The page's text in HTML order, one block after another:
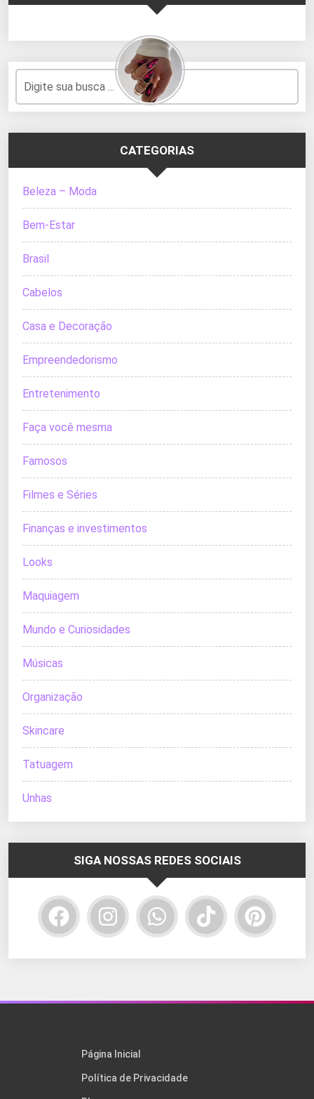
CATEGORIAS
Beleza – Moda
Bem-Estar
Brasil
Cabelos
Casa e Decoração
Empreendedorismo
Entretenimento
Faça você mesma
Famosos
Filmes e Séries
Finanças e investimentos
Looks
Maquiagem
Mundo e Curiosidades
Músicas
Organização
Skincare
Tatuagem
Unhas
SIGA NOSSAS REDES SOCIAIS
Página Inicial
Política de Privacidade